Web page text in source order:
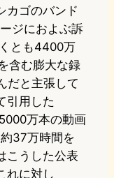
カゴのバンド
ジにおよぶ訴
とも4400万
含む膨大な録
だと主張して
引用した
万本の動画
37万時間を
こうした公表
れに対し